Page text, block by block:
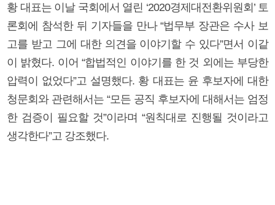
황 대표는 이날 국회에서 열린 ‘2020경제대전환위원회’ 토
론회에 참석한 뒤 기자들을 만나 “법무부 장관은 수사 보
고를 받고 그에 대한 의견을 이야기할 수 있다”면서 이같
이 밝혔다. 이어 “합법적인 이야기를 한 것 외에는 부당한
압력이 없었다”고 설명했다. 황 대표는 윤 후보자에 대한
청문회와 관련해서는 “모든 공직 후보자에 대해서는 엄정
한 검증이 필요할 것”이라며 “원칙대로 진행될 것이라고
생각한다”고 강조했다.